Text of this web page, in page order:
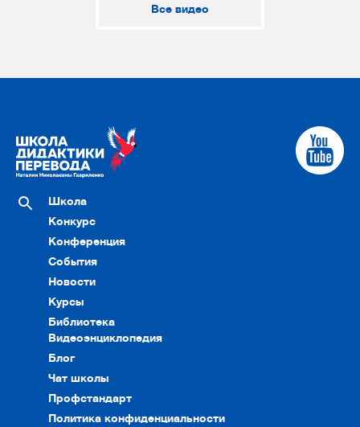
Все видео
Школа
Конкурс
Конференция
События
Новости
Курсы
Библиотека
Видеоэнциклопедия
Блог
Чат школы
Профстандарт
Политика конфиденциальности